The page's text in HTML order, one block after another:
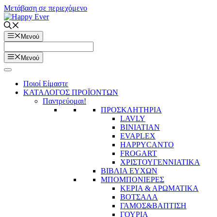
Μετάβαση σε περιεχόμενο
Μενού
Μενού
Ποιοί Είμαστε
ΚΑΤΑΛΟΓΟΣ ΠΡΟΪΟΝΤΩΝ
Παντρεύομαι!
ΠΡΟΣΚΛΗΤΗΡΙΑ
LAVLY
BINIATIAN
EVAPLEX
HAPPYCANTO
FROGART
ΧΡΙΣΤΟΥΓΕΝΝΙΑΤΙΚΑ
ΒΙΒΛΙΑ ΕΥΧΩΝ
ΜΠΟΜΠΟΝΙΕΡΕΣ
ΚΕΡΙΑ & ΑΡΩΜΑΤΙΚΑ
ΒΟΤΣΑΛΑ
ΓΑΜΟΣ&ΒΑΠΤΙΣΗ
ΓΟΥΡΙΑ